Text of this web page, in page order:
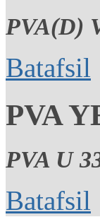
PVA(D)
Batafsil
PVA
PVA U
Batafsil